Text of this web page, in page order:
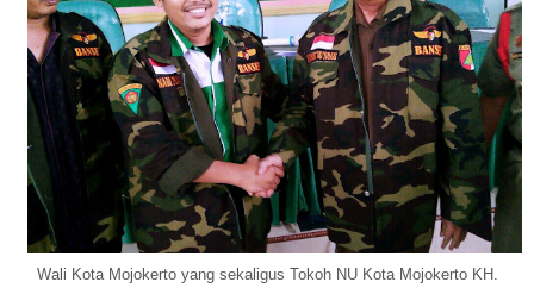
Wali Kota Mojokerto yang sekaligus Tokoh NU Kota Mojokerto KH.